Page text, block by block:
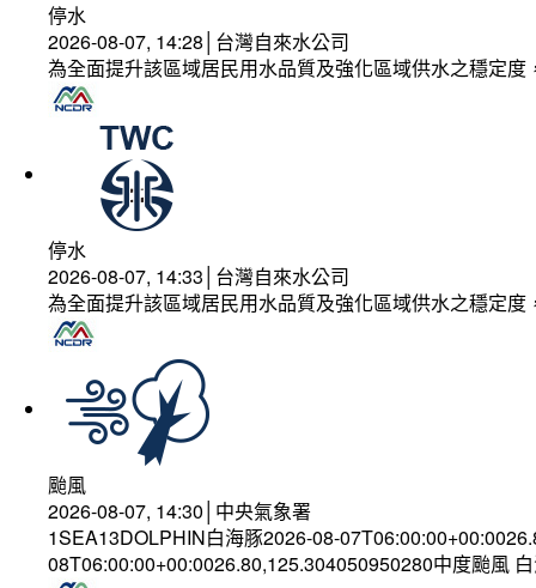
停水
2026-08-07, 14:28│台灣自來水公司
為全面提升該區域居民用水品質及強化區域供水之穩定
停水
2026-08-07, 14:33│台灣自來水公司
為全面提升該區域居民用水品質及強化區域供水之穩定
颱風
2026-08-07, 14:30│中央氣象署
1SEA13DOLPHIN白海豚2026-08-
08T06:00:00+00:0026.80,125.304050950280中度颱風